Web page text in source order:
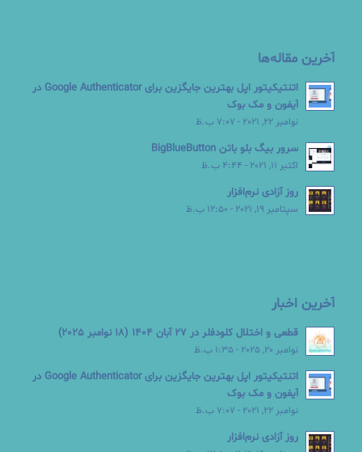
آخرین مقاله‌ها
اتنتیکیتور اپل بهترین جایگزین برای Google Authenticator در
آیفون و مک بوک
نوامبر 22, 2021 - 7:07 ب.ظ
سرور بیگ بلو باتن BigBlueButton
اکتبر 11, 2021 - 4:44 ب.ظ
روز آزادی نرم‌افزار
سپتامبر 19, 2021 - 12:50 ب.ظ
آخرین اخبار
قطعی و اختلال کلودفلر در 27 آبان 1404 (18 نوامبر 2025)
نوامبر 20, 2025 - 1:35 ب.ظ
اتنتیکیتور اپل بهترین جایگزین برای Google Authenticator در
آیفون و مک بوک
نوامبر 22, 2021 - 7:07 ب.ظ
روز آزادی نرم‌افزار